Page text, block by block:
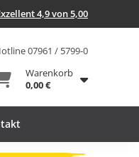
4,9 von 5,00
07961 / 5799-0
Warenkorb
0,00 €